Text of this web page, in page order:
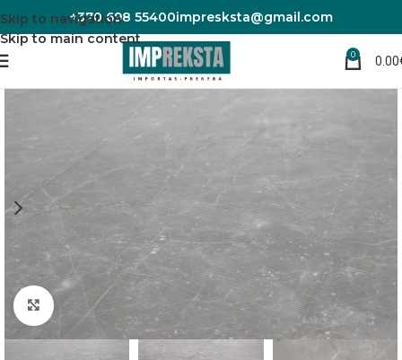
Skip to navigation
Skip to main content
+370 698 55400impresksta@gmail.com
0 0.00
Pradžia Sienų plokštės Vinilo plokštės sienoms
Padidinti nuotrauką